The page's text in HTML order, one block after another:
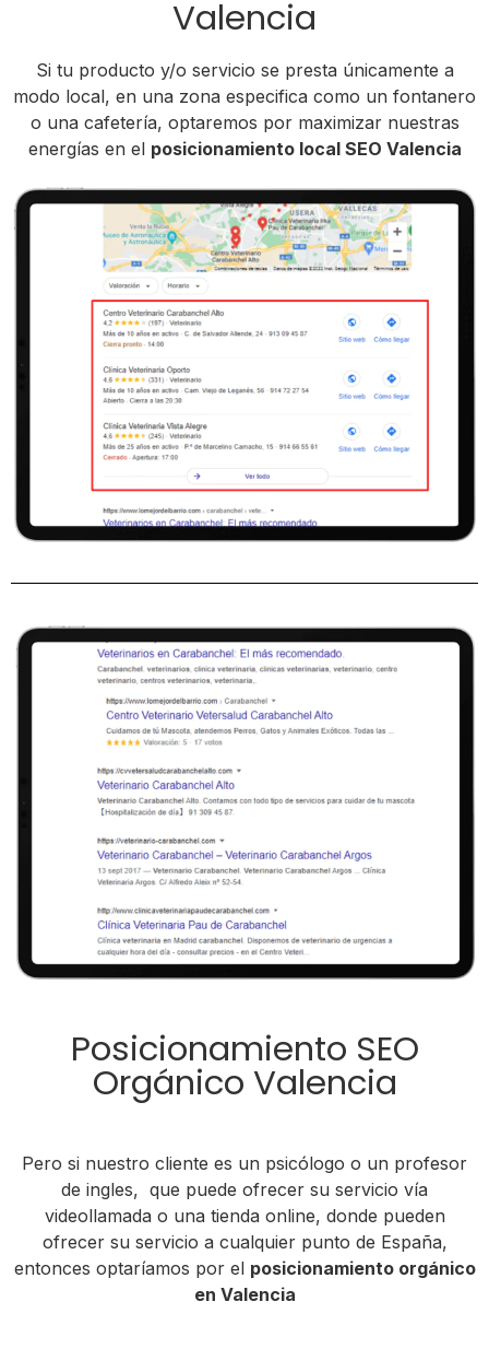
Valencia
Si tu producto y/o servicio se presta únicamente a
modo local, en una zona especifica como un fontanero
o una cafetería, optaremos por maximizar nuestras
energías en el posicionamiento local SEO Valencia
Posicionamiento SEO
Orgánico Valencia
Pero si nuestro cliente es un psicólogo o un profesor
de ingles, que puede ofrecer su servicio vía
videollamada o una tienda online, donde pueden
ofrecer su servicio a cualquier punto de España,
entonces optaríamos por el posicionamiento orgánico
en Valencia